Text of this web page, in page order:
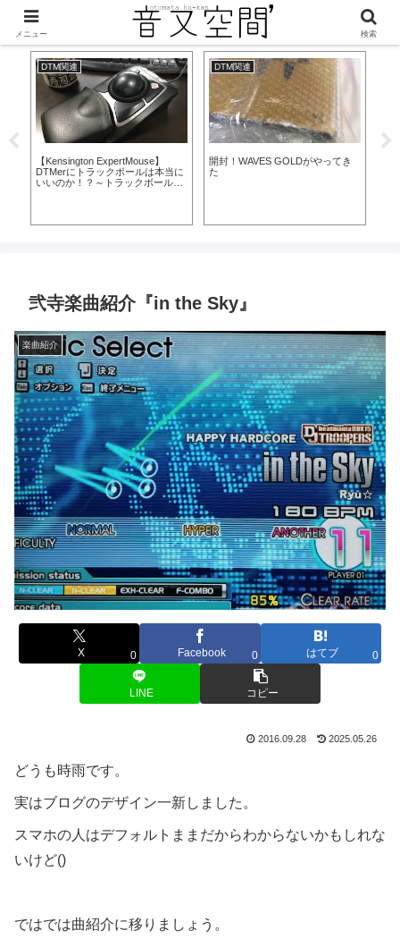
美味しくなって新登場！
DTM関連
【Kensington ExpertMouse】
DTMerにトラックボールは本当に
いいのか！？～トラックボール導
DTM関連
開封！WAVES GOLDがやってき
た
弐寺楽曲紹介『in the Sky』
楽曲紹介
X 0 Facebook 0 はてブ 0
LINE コピー
2016.09.28 2025.05.26
どうも時雨です。
実はブログのデザイン一新しました。
スマホの人はデフォルトままだからわからないかもしれな
いけど()
ではでは曲紹介に移りましょう。
メニュー 検索